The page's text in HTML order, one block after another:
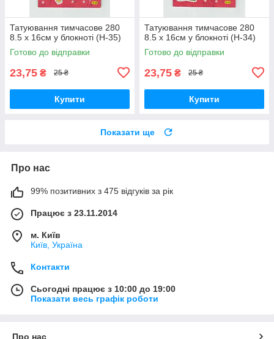
Татуювання тимчасове 280
8.5 х 16см у блокноті (H-35)
Готово до відправки
23,75 ₴ 25 ₴
Купити
Татуювання тимчасове 280
8.5 х 16см у блокноті (H-34)
Готово до відправки
23,75 ₴ 25 ₴
Купити
Показати ще
Про нас
99% позитивних з 475 відгуків за рік
Працює з 23.11.2014
м. Київ
Київ, Україна
Контакти
Сьогодні працює з 10:00 до 19:00
Показати весь графік роботи
Про нас